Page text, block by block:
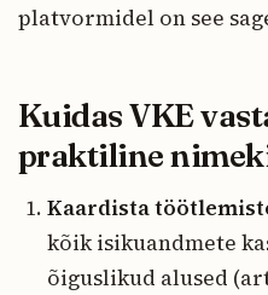
platvormidel on see
Kuidas VKE
praktiline
Kaardista
kõik isikuandmete
õiguslikud alused